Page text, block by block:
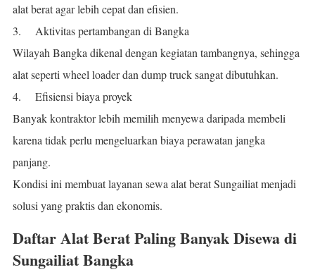
alat berat agar lebih cepat dan efisien.
3.
Aktivitas pertambangan di Bangka
Wilayah Bangka dikenal dengan kegiatan tambangnya, sehingga
alat seperti wheel loader dan dump truck sangat dibutuhkan.
4.
Efisiensi biaya proyek
Banyak kontraktor lebih memilih menyewa daripada membeli
karena tidak perlu mengeluarkan biaya perawatan jangka
panjang.
Kondisi ini membuat layanan sewa alat berat Sungailiat menjadi
solusi yang praktis dan ekonomis.
Daftar Alat Berat Paling Banyak Disewa di
Sungailiat Bangka